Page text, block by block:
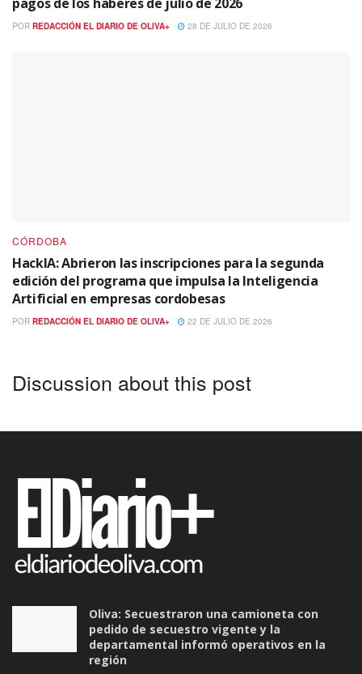
POR REDACCIÓN EL DIARIO DE OLIVA+ 28 DE JULIO DE 2026
CÓRDOBA
HackIA: Abrieron las inscripciones para la segunda
edición del programa que impulsa la Inteligencia
Artificial en empresas cordobesas
POR REDACCIÓN EL DIARIO DE OLIVA+ 22 DE JULIO DE 2026
Discussion about this post
Oliva: Secuestraron una camioneta con
pedido de secuestro vigente y la
departamental informó operativos en la
región